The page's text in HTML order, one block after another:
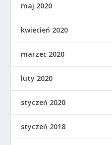
maj 2020
kwiecień 2020
marzec 2020
luty 2020
styczeń 2020
styczeń 2018